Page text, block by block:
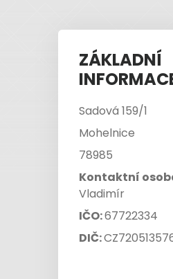
ZÁKLADNÍ
Sadová 159/1
Mohelnice
78985
Kontaktní
Vladimír
IČO:67722334
DIČ: